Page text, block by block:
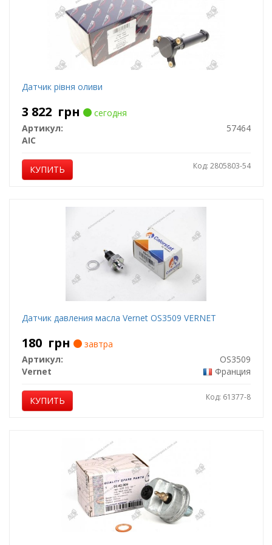
Датчик рiвня оливи
3 822 грн
сегодня
Артикул:
57464
AIC
КУПИТЬ Код: 2805803-54
Датчик давления масла Vernet OS3509 VERNET
180 грн
завтра
Артикул:
OS3509
Vernet
Франция
КУПИТЬ Код: 61377-8